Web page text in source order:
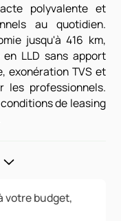
polyvalente et
au quotidien.
jusqu'à 416 km,
LLD sans apport
exonération TVS et
les professionnels.
de leasing
votre budget,